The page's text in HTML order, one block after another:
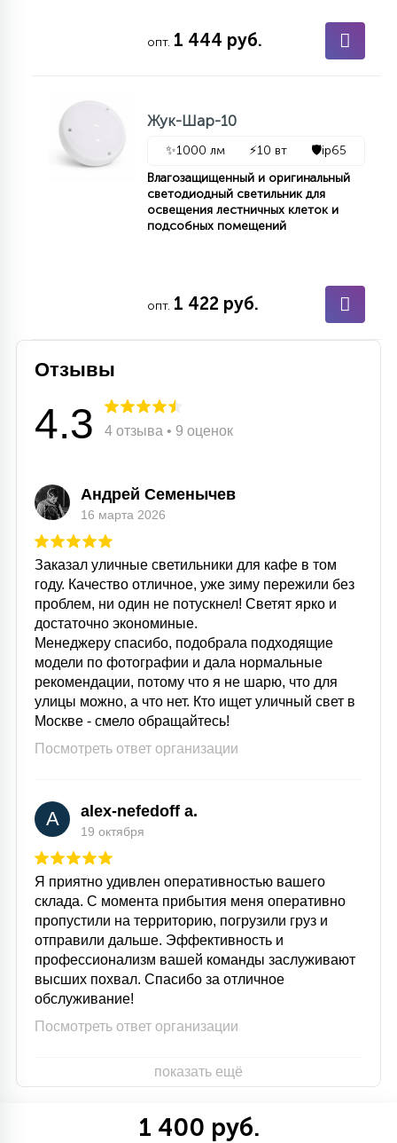
С УПРАВЛЕНИЕМ
опт. 1 444 руб.
Жук-Шар-10
✨1000 лм ⚡10 вт 🛡️ip65
Влагозащищенный и оригинальный
светодиодный светильник для
освещения лестничных клеток и
подсобных помещений
опт. 1 422 руб.
Отзывы
4.3 4 отзыва • 9 оценок
Андрей Семенычев
16 марта 2026
Заказал уличные светильники для кафе в том
году. Качество отличное, уже зиму пережили без
проблем, ни один не потускнел! Светят ярко и
достаточно экономиные.
Менеджеру спасибо, подобрала подходящие
модели по фотографии и дала нормальные
рекомендации, потому что я не шарю, что для
улицы можно, а что нет. Кто ищет уличный свет в
Москве - смело обращайтесь!
Посмотреть ответ организации
A alex-nefedoff a.
19 октября
Я приятно удивлен оперативностью вашего
склада. С момента прибытия меня оперативно
пропустили на территорию, погрузили груз и
отправили дальше. Эффективность и
профессионализм вашей команды заслуживают
высших похвал. Спасибо за отличное
обслуживание!
Посмотреть ответ организации
показать ещё
1 400 руб.